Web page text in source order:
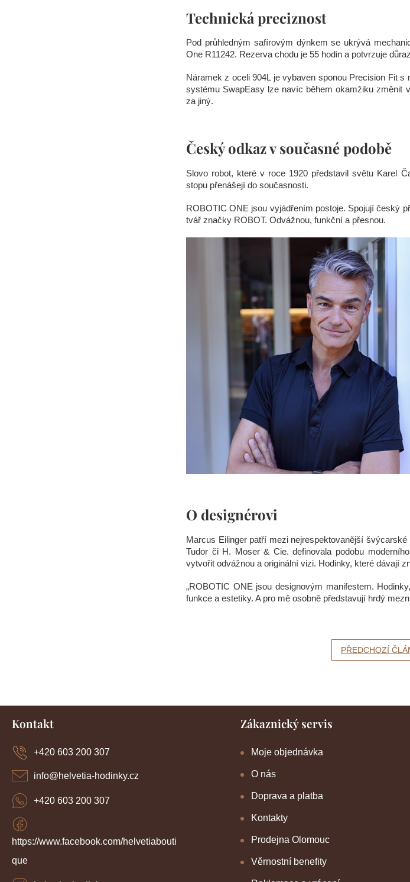
Technická preciznost
Pod průhledným safírovým dýnkem se ukrývá
One R11242. Rezerva chodu je 55 hodin a potvrzuje
Náramek z oceli 904L je vybaven sponou Precision Fit
systému SwapEasy lze navíc během okamžiku změnit
za jiný.
Český odkaz v současné podobě
Slovo robot, které v roce 1920 představil světu Karel
stopu přenášejí do současnosti.
ROBOTIC ONE jsou vyjádřením postoje. Spojují český
tvář značky ROBOT. Odvážnou, funkční a přesnou.
O designérovi
Marcus Eilinger patří mezi nejrespektovanější
Tudor či H. Moser & Cie. definovala podobu
vytvořit odvážnou a originální vizi. Hodinky, které dávají
„ROBOTIC ONE jsou designovým manifestem.
funkce a estetiky. A pro mě osobně představují hrdý
PŘEDCHOZÍ
Z
Kontakt
info@helvetia-hodinky.cz
+420 603 200 307
https://www.facebook.com/helvetiabouti
que
+420 603 200 307
Zákaznický servis
Moje objednávka
O nás
Doprava a platba
Kontakty
Prodejna Olomouc
Věrnostní benefity